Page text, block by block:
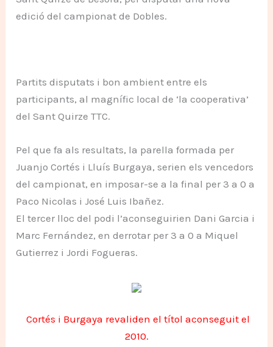
edició del campionat de Dobles.
Partits disputats i bon ambient entre els
participants, al magnífic local de ‘la cooperativa’
del Sant Quirze TTC.
Pel que fa als resultats, la parella formada per
Juanjo Cortés i Lluís Burgaya, serien els vencedors
del campionat, en imposar-se a la final per 3 a 0 a
Paco Nicolas i José Luis Ibañez.
El tercer lloc del podi l’aconseguirien Dani Garcia i
Marc Fernández, en derrotar per 3 a 0 a Miquel
Gutierrez i Jordi Fogueras.
Cortés i Burgaya revaliden el títol aconseguit el
2010.